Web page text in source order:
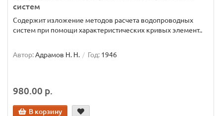
систем
Содержит изложение методов расчета водопроводных
систем при помощи характеристических кривых элемент..
Автор:Адрамов Н. Н. Год: 1946
980.00 р.
В корзину